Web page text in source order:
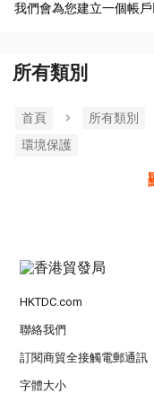
我們會為您建立一個帳
所有類別
首頁 所有類別
環境保護
HKTDC.com
聯絡我們
訂閱商貿全接觸電郵通訊
字體大小